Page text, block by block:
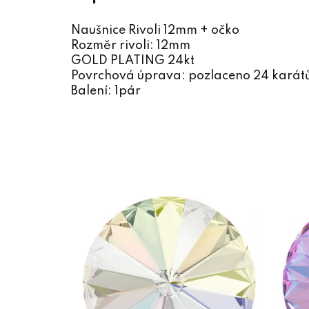
Naušnice Rivoli 12mm + očko
Rozměr rivoli: 12mm
GOLD PLATING 24kt
Povrchová úprava: pozlaceno 24
Balení: 1pár